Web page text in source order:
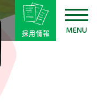
採用情報
MENU